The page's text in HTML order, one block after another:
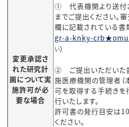
変更承認さ
れた研究計
画について実
施許可が必
要な場合
① 代表機関より送付
までご提出ください。
欄に記載されている書
gr-a-knky-
い）
② ご提出いただいた
施医療機関の管理者（
可を取得する手続きを
行いたします。
許可書の発行目安は
ください。